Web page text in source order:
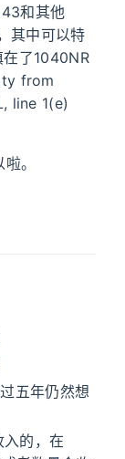
和其他
其中可以特
了1040NR
from
line 1(e)
。
五年仍然想
的，在